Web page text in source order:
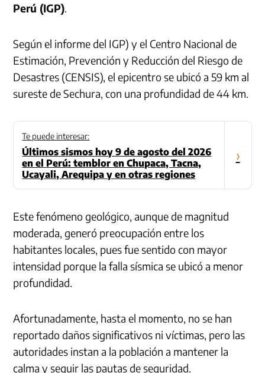
Perú (IGP).
Según el informe del IGP) y el Centro Nacional de
Estimación, Prevención y Reducción del Riesgo de
Desastres (CENSIS), el epicentro se ubicó a 59 km al
sureste de Sechura, con una profundidad de 44 km.
Te puede interesar:
Últimos sismos hoy 9 de agosto del 2026
en el Perú: temblor en Chupaca, Tacna,
Ucayali, Arequipa y en otras regiones
›
Este fenómeno geológico, aunque de magnitud
moderada, generó preocupación entre los
habitantes locales, pues fue sentido con mayor
intensidad porque la falla sísmica se ubicó a menor
profundidad.
Afortunadamente, hasta el momento, no se han
reportado daños significativos ni víctimas, pero las
autoridades instan a la población a mantener la
calma y seguir las pautas de seguridad.